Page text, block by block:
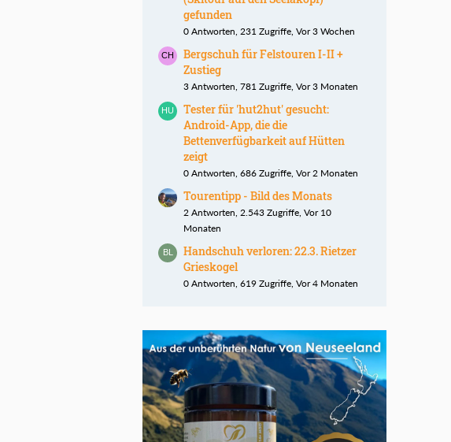
gefunden
0 Antworten, 231 Zugriffe, Vor 3 Wochen
Bergschuh für Felstouren I-II +
Zustieg
3 Antworten, 781 Zugriffe, Vor 3 Monaten
Tester für 'hut2hut' gesucht:
Android-App, die die
Bettenverfügbarkeit auf Hütten
zeigt
0 Antworten, 686 Zugriffe, Vor 2 Monaten
Tourentipp - Bild des Monats
2 Antworten, 2.543 Zugriffe, Vor 10
Monaten
Handschuh verloren: 22.3. Rietzer
Grieskogel
0 Antworten, 619 Zugriffe, Vor 4 Monaten